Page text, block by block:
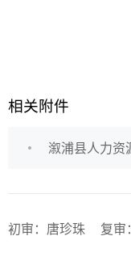
相关附件
初审：唐珍珠 复审